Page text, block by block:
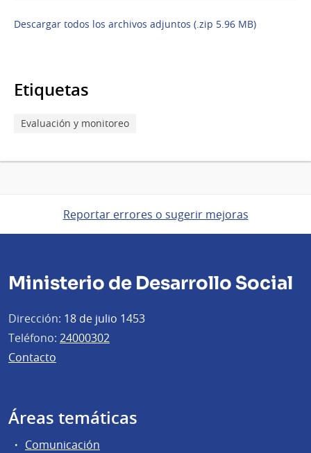
Descargar todos los archivos adjuntos (.zip 5.96 MB)
Etiquetas
Evaluación y monitoreo
Reportar errores o sugerir mejoras
Ministerio de Desarrollo Social
Dirección: 18 de julio 1453
Teléfono: 24000302
Contacto
Áreas temáticas
Comunicación